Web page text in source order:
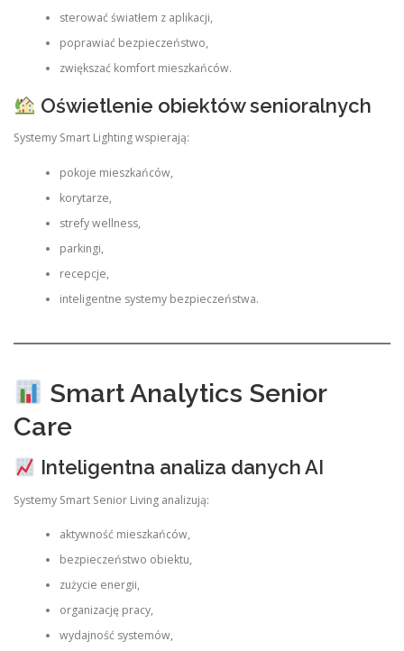
sterować światłem z aplikacji,
poprawiać bezpieczeństwo,
zwiększać komfort mieszkańców.
Oświetlenie obiektów senioralnych
Systemy Smart Lighting wspierają:
pokoje mieszkańców,
korytarze,
strefy wellness,
parkingi,
recepcje,
inteligentne systemy bezpieczeństwa.
Smart Analytics Senior
Care
Inteligentna analiza danych AI
Systemy Smart Senior Living analizują:
aktywność mieszkańców,
bezpieczeństwo obiektu,
zużycie energii,
organizację pracy,
wydajność systemów,